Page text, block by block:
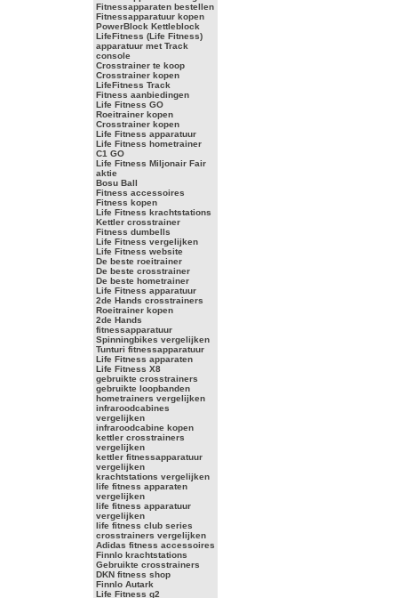
Fitnessapparaten bestellen
Fitnessapparatuur kopen
PowerBlock Kettleblock
LifeFitness (Life Fitness)
apparatuur met Track
console
Crosstrainer te koop
Crosstrainer kopen
LifeFitness Track
Fitness aanbiedingen
Life Fitness GO
Roeitrainer kopen
Crosstrainer kopen
Life Fitness apparatuur
Life Fitness hometrainer
C1 GO
Life Fitness Miljonair Fair
aktie
Bosu Ball
Fitness accessoires
Fitness kopen
Life Fitness krachtstations
Kettler crosstrainer
Fitness dumbells
Life Fitness vergelijken
Life Fitness website
De beste roeitrainer
De beste crosstrainer
De beste hometrainer
Life Fitness apparatuur
2de Hands crosstrainers
Roeitrainer kopen
2de Hands
fitnessapparatuur
Spinningbikes vergelijken
Tunturi fitnessapparatuur
Life Fitness apparaten
Life Fitness X8
gebruikte crosstrainers
gebruikte loopbanden
hometrainers vergelijken
infraroodcabines
vergelijken
infraroodcabine kopen
kettler crosstrainers
vergelijken
kettler fitnessapparatuur
vergelijken
krachtstations vergelijken
life fitness apparaten
vergelijken
life fitness apparatuur
vergelijken
life fitness club series
crosstrainers vergelijken
Adidas fitness accessoires
Finnlo krachtstations
Gebruikte crosstrainers
DKN fitness shop
Finnlo Autark
Life Fitness g2